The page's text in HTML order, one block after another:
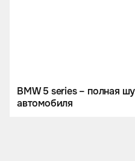
BMW 5 series – полная
автомобиля